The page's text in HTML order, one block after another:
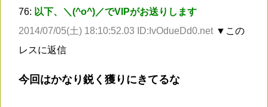
76: 以下、＼(^o^)／でVIPがお送りします
2014/07/05(土) 18:10:52.03 ID:IvOdueDd0.net ▼この
レスに返信
今回はかなり鋭く獲りにきてるな